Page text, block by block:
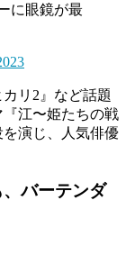
に眼鏡が最
リ2』など話題
江〜姫たちの戦
演じ、人気俳優
バーテンダ